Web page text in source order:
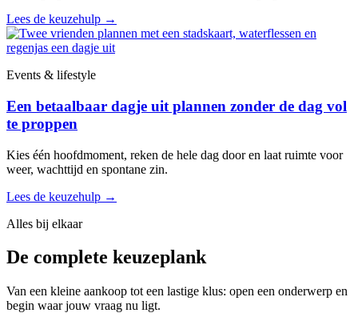
Lees de keuzehulp →
Events & lifestyle
Een betaalbaar dagje uit plannen zonder de dag vol
te proppen
Kies één hoofdmoment, reken de hele dag door en laat ruimte voor
weer, wachttijd en spontane zin.
Lees de keuzehulp →
Alles bij elkaar
De complete keuzeplank
Van een kleine aankoop tot een lastige klus: open een onderwerp en
begin waar jouw vraag nu ligt.